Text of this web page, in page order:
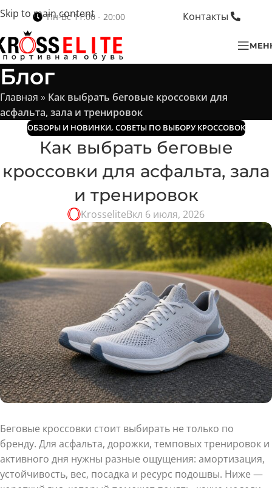
Skip to main content
Пн-Вс 11:00 - 20:00 Контакты
Блог
Главная » Как выбрать беговые кроссовки для
асфальта, зала и тренировок
ОБЗОРЫ И НОВИНКИ, СОВЕТЫ ПО ВЫБОРУ КРОССОВОК
Как выбрать беговые
кроссовки для асфальта, зала
и тренировок
KrosseliteВкл 6 июля, 2026
Беговые кроссовки стоит выбирать не только по
бренду. Для асфальта, дорожки, темповых тренировок и
активного дня нужны разные ощущения: амортизация,
устойчивость, вес, посадка и ресурс подошвы. Ниже —